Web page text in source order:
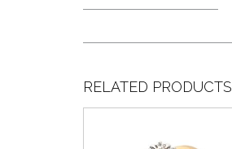
RELATED PRODUCTS